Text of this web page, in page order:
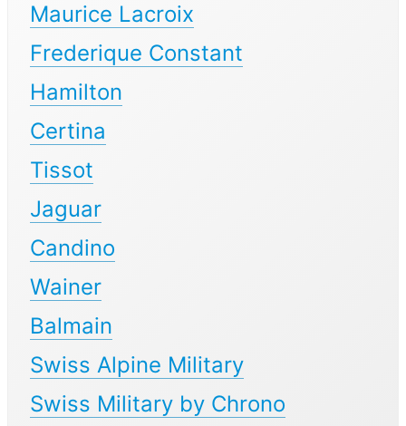
Maurice Lacroix
Frederique Constant
Hamilton
Certina
Tissot
Jaguar
Candino
Wainer
Balmain
Swiss Alpine Military
Swiss Military by Chrono